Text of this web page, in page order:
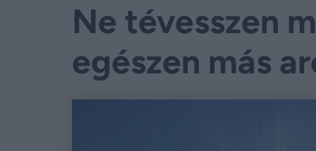
Ne tévesszen
egészen más